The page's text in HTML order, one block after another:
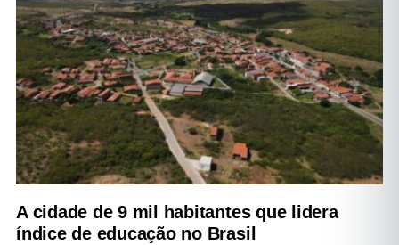
A cidade de 9 mil habitantes que lidera
índice de educação no Brasil